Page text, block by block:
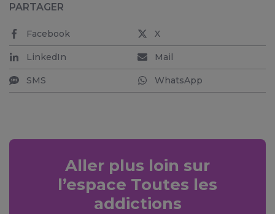
PARTAGER
Facebook X
LinkedIn Mail
SMS WhatsApp
Aller plus loin sur
l’espace Toutes les
addictions